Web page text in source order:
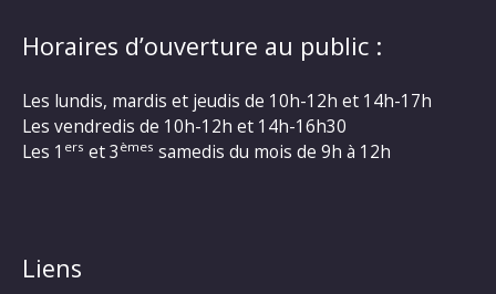
Horaires d’ouverture au public :
Les lundis, mardis et jeudis de 10h-12h et 14h-17h
Les vendredis de 10h-12h et 14h-16h30
Les 1 ers et 3 èmes samedis du mois de 9h à 12h
Liens